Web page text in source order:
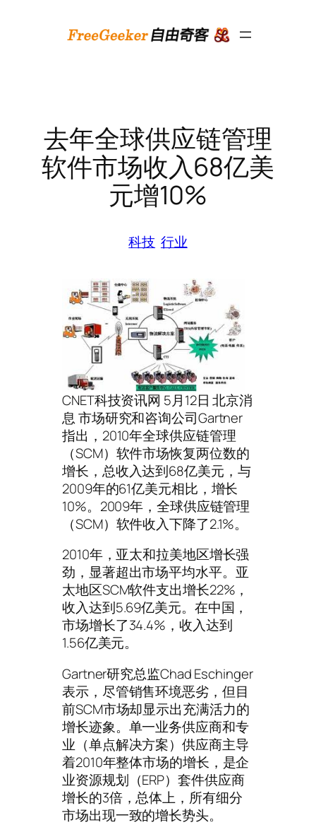
去年全球供应链管理
软件市场收入68亿美
元增10%
科技 行业
CNET科技资讯网 5月12日 北京消
息 市场研究和咨询公司Gartner
指出，2010年全球供应链管理
（SCM）软件市场恢复两位数的
增长，总收入达到68亿美元，与
2009年的61亿美元相比，增长
10%。2009年，全球供应链管理
（SCM）软件收入下降了2.1%。
2010年，亚太和拉美地区增长强
劲，显著超出市场平均水平。亚
太地区SCM软件支出增长22%，
收入达到5.69亿美元。在中国，
市场增长了34.4%，收入达到
1.56亿美元。
Gartner研究总监Chad Eschinger
表示，尽管销售环境恶劣，但目
前SCM市场却显示出充满活力的
增长迹象。单一业务供应商和专
业（单点解决方案）供应商主导
着2010年整体市场的增长，是企
业资源规划（ERP）套件供应商
增长的3倍，总体上，所有细分
市场出现一致的增长势头。